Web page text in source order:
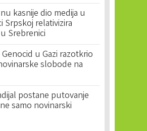
kasnije dio medija u
Srpskoj relativizira
Srebrenici
Genocid u Gazi razotkrio
slobode na
postane putovanje
samo novinarski